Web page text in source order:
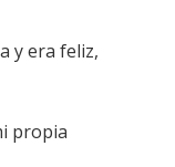
y era feliz,
propia